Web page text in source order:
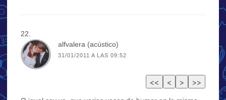
alfvalera (acústico)
31/01/2011 A LAS 09:52